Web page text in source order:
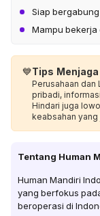
Siap
Mampu bekerja
💙Tips
Perusahaan
pribadi,
Hindari juga
keabsahan yang
Tentang Human
Human Mandiri
yang berfokus
beroperasi di